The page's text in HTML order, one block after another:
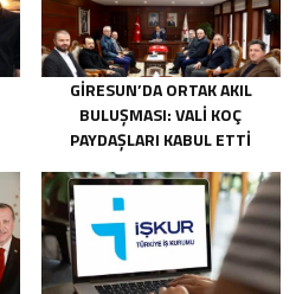
GIRESUN’DA ORTAK AKIL
BULUŞMASI: VALI KOÇ
PAYDAŞLARI KABUL ETTI